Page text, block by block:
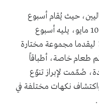
حيث يُقام أسبوع
مطاعم ياس باي ووترفرونت من 4 إلى 10 مايو، يليه أسبوع
من 11 إلى 17 مايو؛ ليقدما مجموعة مختارة
طعام خاصة، أطباقاً
صُمّمت لإبراز تنوّع
نكهات مختلفة في
.